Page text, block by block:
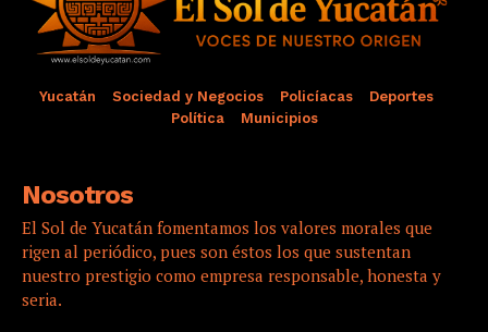
Yucatán Sociedad y Negocios Policíacas
Deportes
Política
Municipios
Nosotros
El Sol de Yucatán fomentamos los valores morales que
rigen al periódico, pues son éstos los que sustentan
nuestro prestigio como empresa responsable, honesta y
seria.